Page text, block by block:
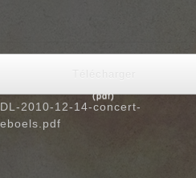
Télécharger
(pdf)
2010-12-14-concert-